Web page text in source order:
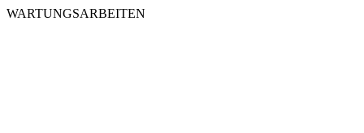
WARTUNGSARBEITEN